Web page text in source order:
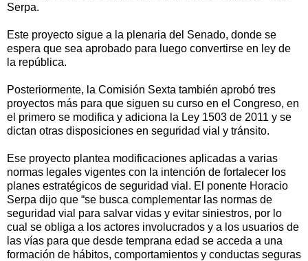
Serpa.
Este proyecto sigue a la plenaria del Senado, donde se
espera que sea aprobado para luego convertirse en ley de
la república.
Posteriormente, la Comisión Sexta también aprobó tres
proyectos más para que siguen su curso en el Congreso, en
el primero se modifica y adiciona la Ley 1503 de 2011 y se
dictan otras disposiciones en seguridad vial y tránsito.
Ese proyecto plantea modificaciones aplicadas a varias
normas legales vigentes con la intención de fortalecer los
planes estratégicos de seguridad vial. El ponente Horacio
Serpa dijo que “se busca complementar las normas de
seguridad vial para salvar vidas y evitar siniestros, por lo
cual se obliga a los actores involucrados y a los usuarios de
las vías para que desde temprana edad se acceda a una
formación de hábitos, comportamientos y conductas seguras